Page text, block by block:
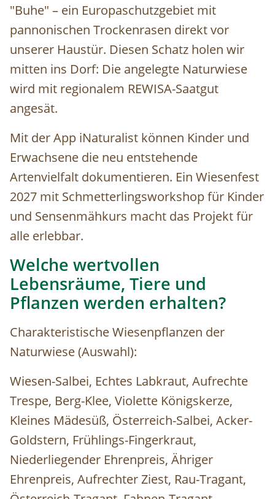
"Buhe" – ein Europaschutzgebiet mit
pannonischen Trockenrasen direkt vor
unserer Haustür. Diesen Schatz holen wir
mitten ins Dorf: Die angelegte Naturwiese
wird mit regionalem REWISA-Saatgut
angesät.
Mit der App iNaturalist können Kinder und
Erwachsene die neu entstehende
Artenvielfalt dokumentieren. Ein Wiesenfest
2027 mit Schmetterlingsworkshop für Kinder
und Sensenmähkurs macht das Projekt für
alle erlebbar.
Welche wertvollen
Lebensräume, Tiere und
Pflanzen werden erhalten?
Charakteristische Wiesenpflanzen der
Naturwiese (Auswahl):
Wiesen-Salbei, Echtes Labkraut, Aufrechte
Trespe, Berg-Klee, Violette Königskerze,
Kleines Mädesüß, Österreich-Salbei, Acker-
Goldstern, Frühlings-Fingerkraut,
Niederliegender Ehrenpreis, Ähriger
Ehrenpreis, Aufrechter Ziest, Rau-Tragant,